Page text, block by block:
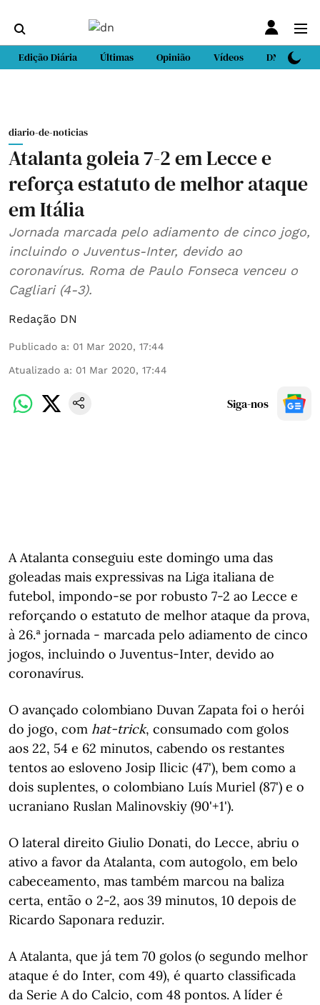
Edição Diária Últimas Opinião Vídeos DN Sport
diario-de-noticias
Atalanta goleia 7-2 em Lecce e
reforça estatuto de melhor ataque
em Itália
Jornada marcada pelo adiamento de cinco jogo,
incluindo o Juventus-Inter, devido ao
coronavírus. Roma de Paulo Fonseca venceu o
Cagliari (4-3).
Redação DN
Publicado a: 01 Mar 2020, 17:44
Atualizado a: 01 Mar 2020, 17:44
Siga-nos
A Atalanta conseguiu este domingo uma das
goleadas mais expressivas na Liga italiana de
futebol, impondo-se por robusto 7-2 ao Lecce e
reforçando o estatuto de melhor ataque da prova,
à 26.ª jornada - marcada pelo adiamento de cinco
jogos, incluindo o Juventus-Inter, devido ao
coronavírus.
O avançado colombiano Duvan Zapata foi o herói
do jogo, com hat-trick, consumado com golos
aos 22, 54 e 62 minutos, cabendo os restantes
tentos ao esloveno Josip Ilicic (47'), bem como a
dois suplentes, o colombiano Luís Muriel (87') e o
ucraniano Ruslan Malinovskiy (90'+1').
O lateral direito Giulio Donati, do Lecce, abriu o
ativo a favor da Atalanta, com autogolo, em belo
cabeceamento, mas também marcou na baliza
certa, então o 2-2, aos 39 minutos, 10 depois de
Ricardo Saponara reduzir.
A Atalanta, que já tem 70 golos (o segundo melhor
ataque é do Inter, com 49), é quarto classificada
da Serie A do Calcio, com 48 pontos. A líder é